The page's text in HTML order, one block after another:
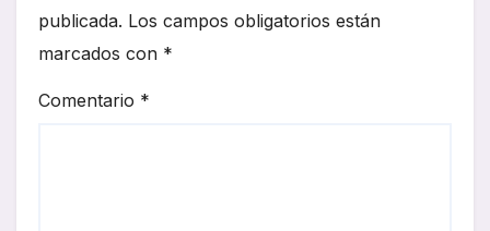
publicada. Los campos obligatorios están
marcados con *
Comentario *